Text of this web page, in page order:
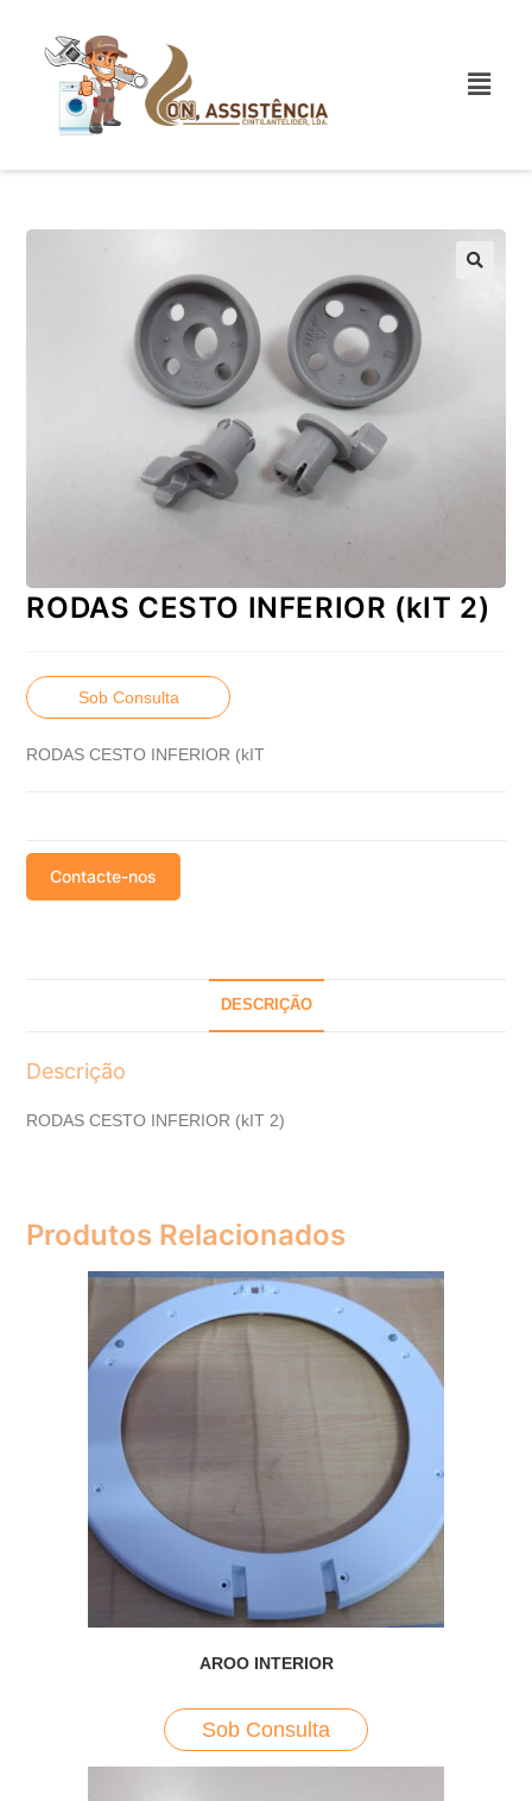
RODAS CESTO INFERIOR (kIT 2)
Sob Consulta
RODAS CESTO INFERIOR (kIT
Contacte-nos
DESCRIÇÃO
Descrição
RODAS CESTO INFERIOR (kIT 2)
Produtos Relacionados
AROO INTERIOR
Sob Consulta